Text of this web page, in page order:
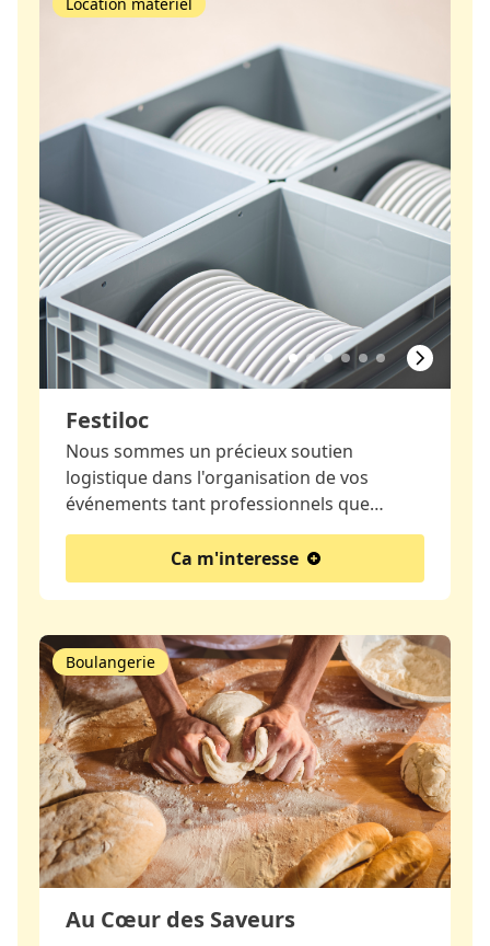
Festiloc
Nous sommes un précieux soutien
logistique dans l'organisation de vos
événements tant professionnels que…
Ca m'interesse
Au Cœur des Saveurs
Boulangerie